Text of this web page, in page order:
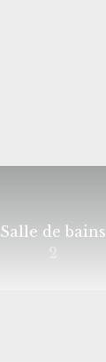
Salle de bains